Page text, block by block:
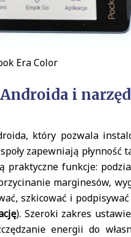
Era Color
i
który pozwala
zapewniają płynność
praktyczne funkcje:
marginesów,
szkicować i
). Szeroki zakres
energii do